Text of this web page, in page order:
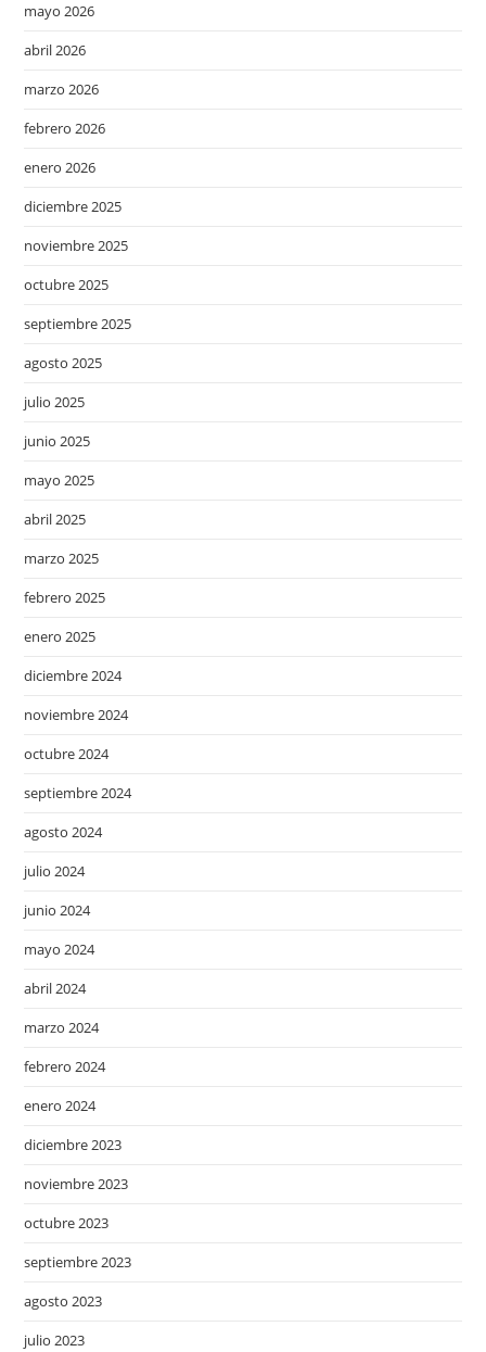
mayo 2026
abril 2026
marzo 2026
febrero 2026
enero 2026
diciembre 2025
noviembre 2025
octubre 2025
septiembre 2025
agosto 2025
julio 2025
junio 2025
mayo 2025
abril 2025
marzo 2025
febrero 2025
enero 2025
diciembre 2024
noviembre 2024
octubre 2024
septiembre 2024
agosto 2024
julio 2024
junio 2024
mayo 2024
abril 2024
marzo 2024
febrero 2024
enero 2024
diciembre 2023
noviembre 2023
octubre 2023
septiembre 2023
agosto 2023
julio 2023